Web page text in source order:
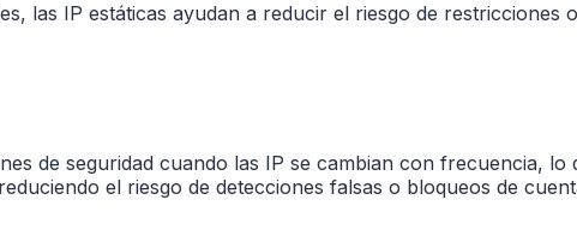
las IP estáticas ayudan a reducir el riesgo de restricciones
de seguridad cuando las IP se cambian con frecuencia, lo
el riesgo de detecciones falsas o bloqueos de